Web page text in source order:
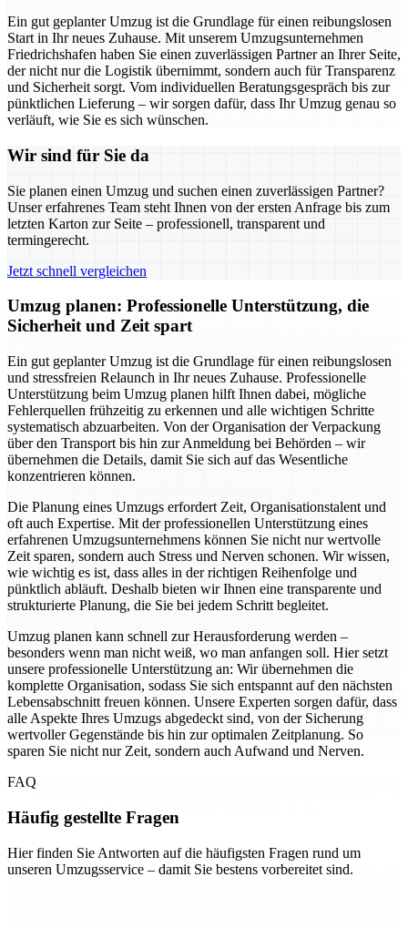
Ein gut geplanter Umzug ist die Grundlage für einen reibungslosen
Start in Ihr neues Zuhause. Mit unserem Umzugsunternehmen
Friedrichshafen haben Sie einen zuverlässigen Partner an Ihrer Seite,
der nicht nur die Logistik übernimmt, sondern auch für Transparenz
und Sicherheit sorgt. Vom individuellen Beratungsgespräch bis zur
pünktlichen Lieferung – wir sorgen dafür, dass Ihr Umzug genau so
verläuft, wie Sie es sich wünschen.
Wir sind für Sie da
Sie planen einen Umzug und suchen einen zuverlässigen Partner?
Unser erfahrenes Team steht Ihnen von der ersten Anfrage bis zum
letzten Karton zur Seite – professionell, transparent und
termingerecht.
Jetzt schnell vergleichen
Umzug planen: Professionelle Unterstützung, die
Sicherheit und Zeit spart
Ein gut geplanter Umzug ist die Grundlage für einen reibungslosen
und stressfreien Relaunch in Ihr neues Zuhause. Professionelle
Unterstützung beim Umzug planen hilft Ihnen dabei, mögliche
Fehlerquellen frühzeitig zu erkennen und alle wichtigen Schritte
systematisch abzuarbeiten. Von der Organisation der Verpackung
über den Transport bis hin zur Anmeldung bei Behörden – wir
übernehmen die Details, damit Sie sich auf das Wesentliche
konzentrieren können.
Die Planung eines Umzugs erfordert Zeit, Organisationstalent und
oft auch Expertise. Mit der professionellen Unterstützung eines
erfahrenen Umzugsunternehmens können Sie nicht nur wertvolle
Zeit sparen, sondern auch Stress und Nerven schonen. Wir wissen,
wie wichtig es ist, dass alles in der richtigen Reihenfolge und
pünktlich abläuft. Deshalb bieten wir Ihnen eine transparente und
strukturierte Planung, die Sie bei jedem Schritt begleitet.
Umzug planen kann schnell zur Herausforderung werden –
besonders wenn man nicht weiß, wo man anfangen soll. Hier setzt
unsere professionelle Unterstützung an: Wir übernehmen die
komplette Organisation, sodass Sie sich entspannt auf den nächsten
Lebensabschnitt freuen können. Unsere Experten sorgen dafür, dass
alle Aspekte Ihres Umzugs abgedeckt sind, von der Sicherung
wertvoller Gegenstände bis hin zur optimalen Zeitplanung. So
sparen Sie nicht nur Zeit, sondern auch Aufwand und Nerven.
FAQ
Häufig gestellte Fragen
Hier finden Sie Antworten auf die häufigsten Fragen rund um
unseren Umzugsservice – damit Sie bestens vorbereitet sind.